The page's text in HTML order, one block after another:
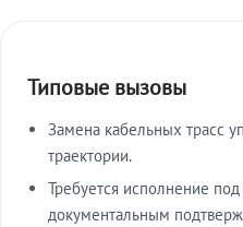
Типовые вызовы
Замена кабельных трасс
траектории.
Требуется исполнение
документальным